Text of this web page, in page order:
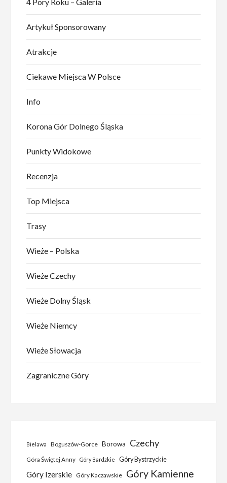
Artykuł Sponsorowany
Atrakcje
Ciekawe Miejsca W Polsce
Info
Korona Gór Dolnego Śląska
Punkty Widokowe
Recenzja
Top Miejsca
Trasy
Wieże – Polska
Wieże Czechy
Wieże Dolny Śląsk
Wieże Niemcy
Wieże Słowacja
Zagraniczne Góry
Bielawa Boguszów-Gorce Borowa Czechy
Góra Świętej Anny Góry Bardzkie Góry Bystrzyckie
Góry Izerskie Góry Kaczawskie Góry Kamienne